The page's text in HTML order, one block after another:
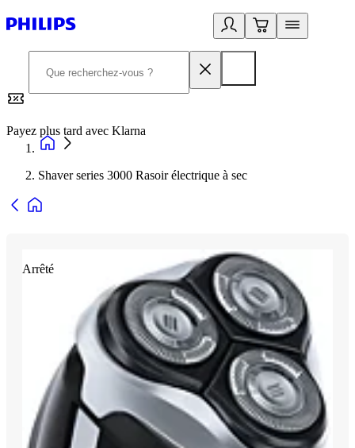
Payez plus tard avec Klarna
Shaver series 3000 Rasoir électrique à sec
Arrêté